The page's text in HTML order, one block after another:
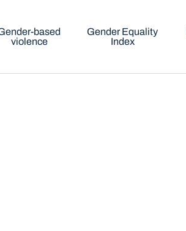
based
violence
Gender Equality
Index